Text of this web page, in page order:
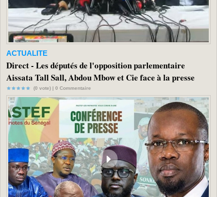
ACTUALITE
Direct - Les députés de l'opposition parlementaire
Aissata Tall Sall, Abdou Mbow et Cie face à la presse
(0 vote) | 0 Commentaire